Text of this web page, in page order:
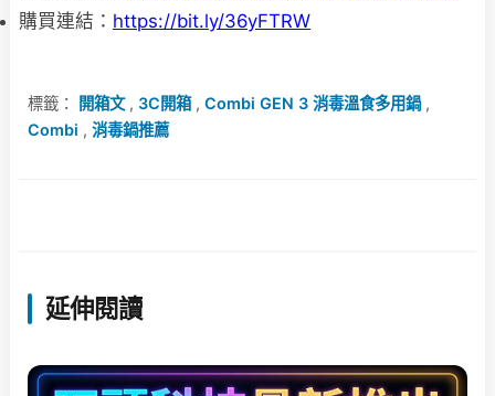
購買連結： https://bit.ly/36yFTRW
標籤： 開箱文, 3C開箱, Combi GEN 3 消毒溫食多用鍋,
Combi , 消毒鍋推薦
延伸閱讀